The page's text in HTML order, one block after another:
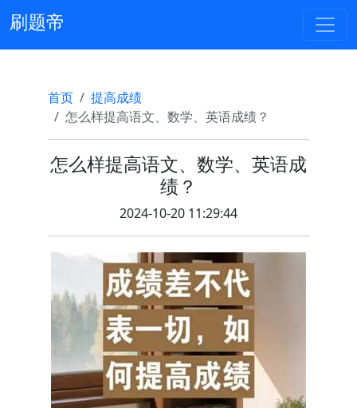
刷题帝
首页
提高成绩
怎么样提高语文、数学、英语成绩？
怎么样提高语文、数学、英语成
绩？
2024-10-20 11:29:44